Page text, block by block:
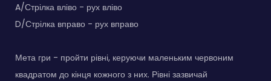
A/Стрілка вліво - рух вліво
D/Стрілка вправо - рух вправо
Мета гри - пройти рівні, керуючи маленьким червоним
квадратом до кінця кожного з них. Рівні зазвичай